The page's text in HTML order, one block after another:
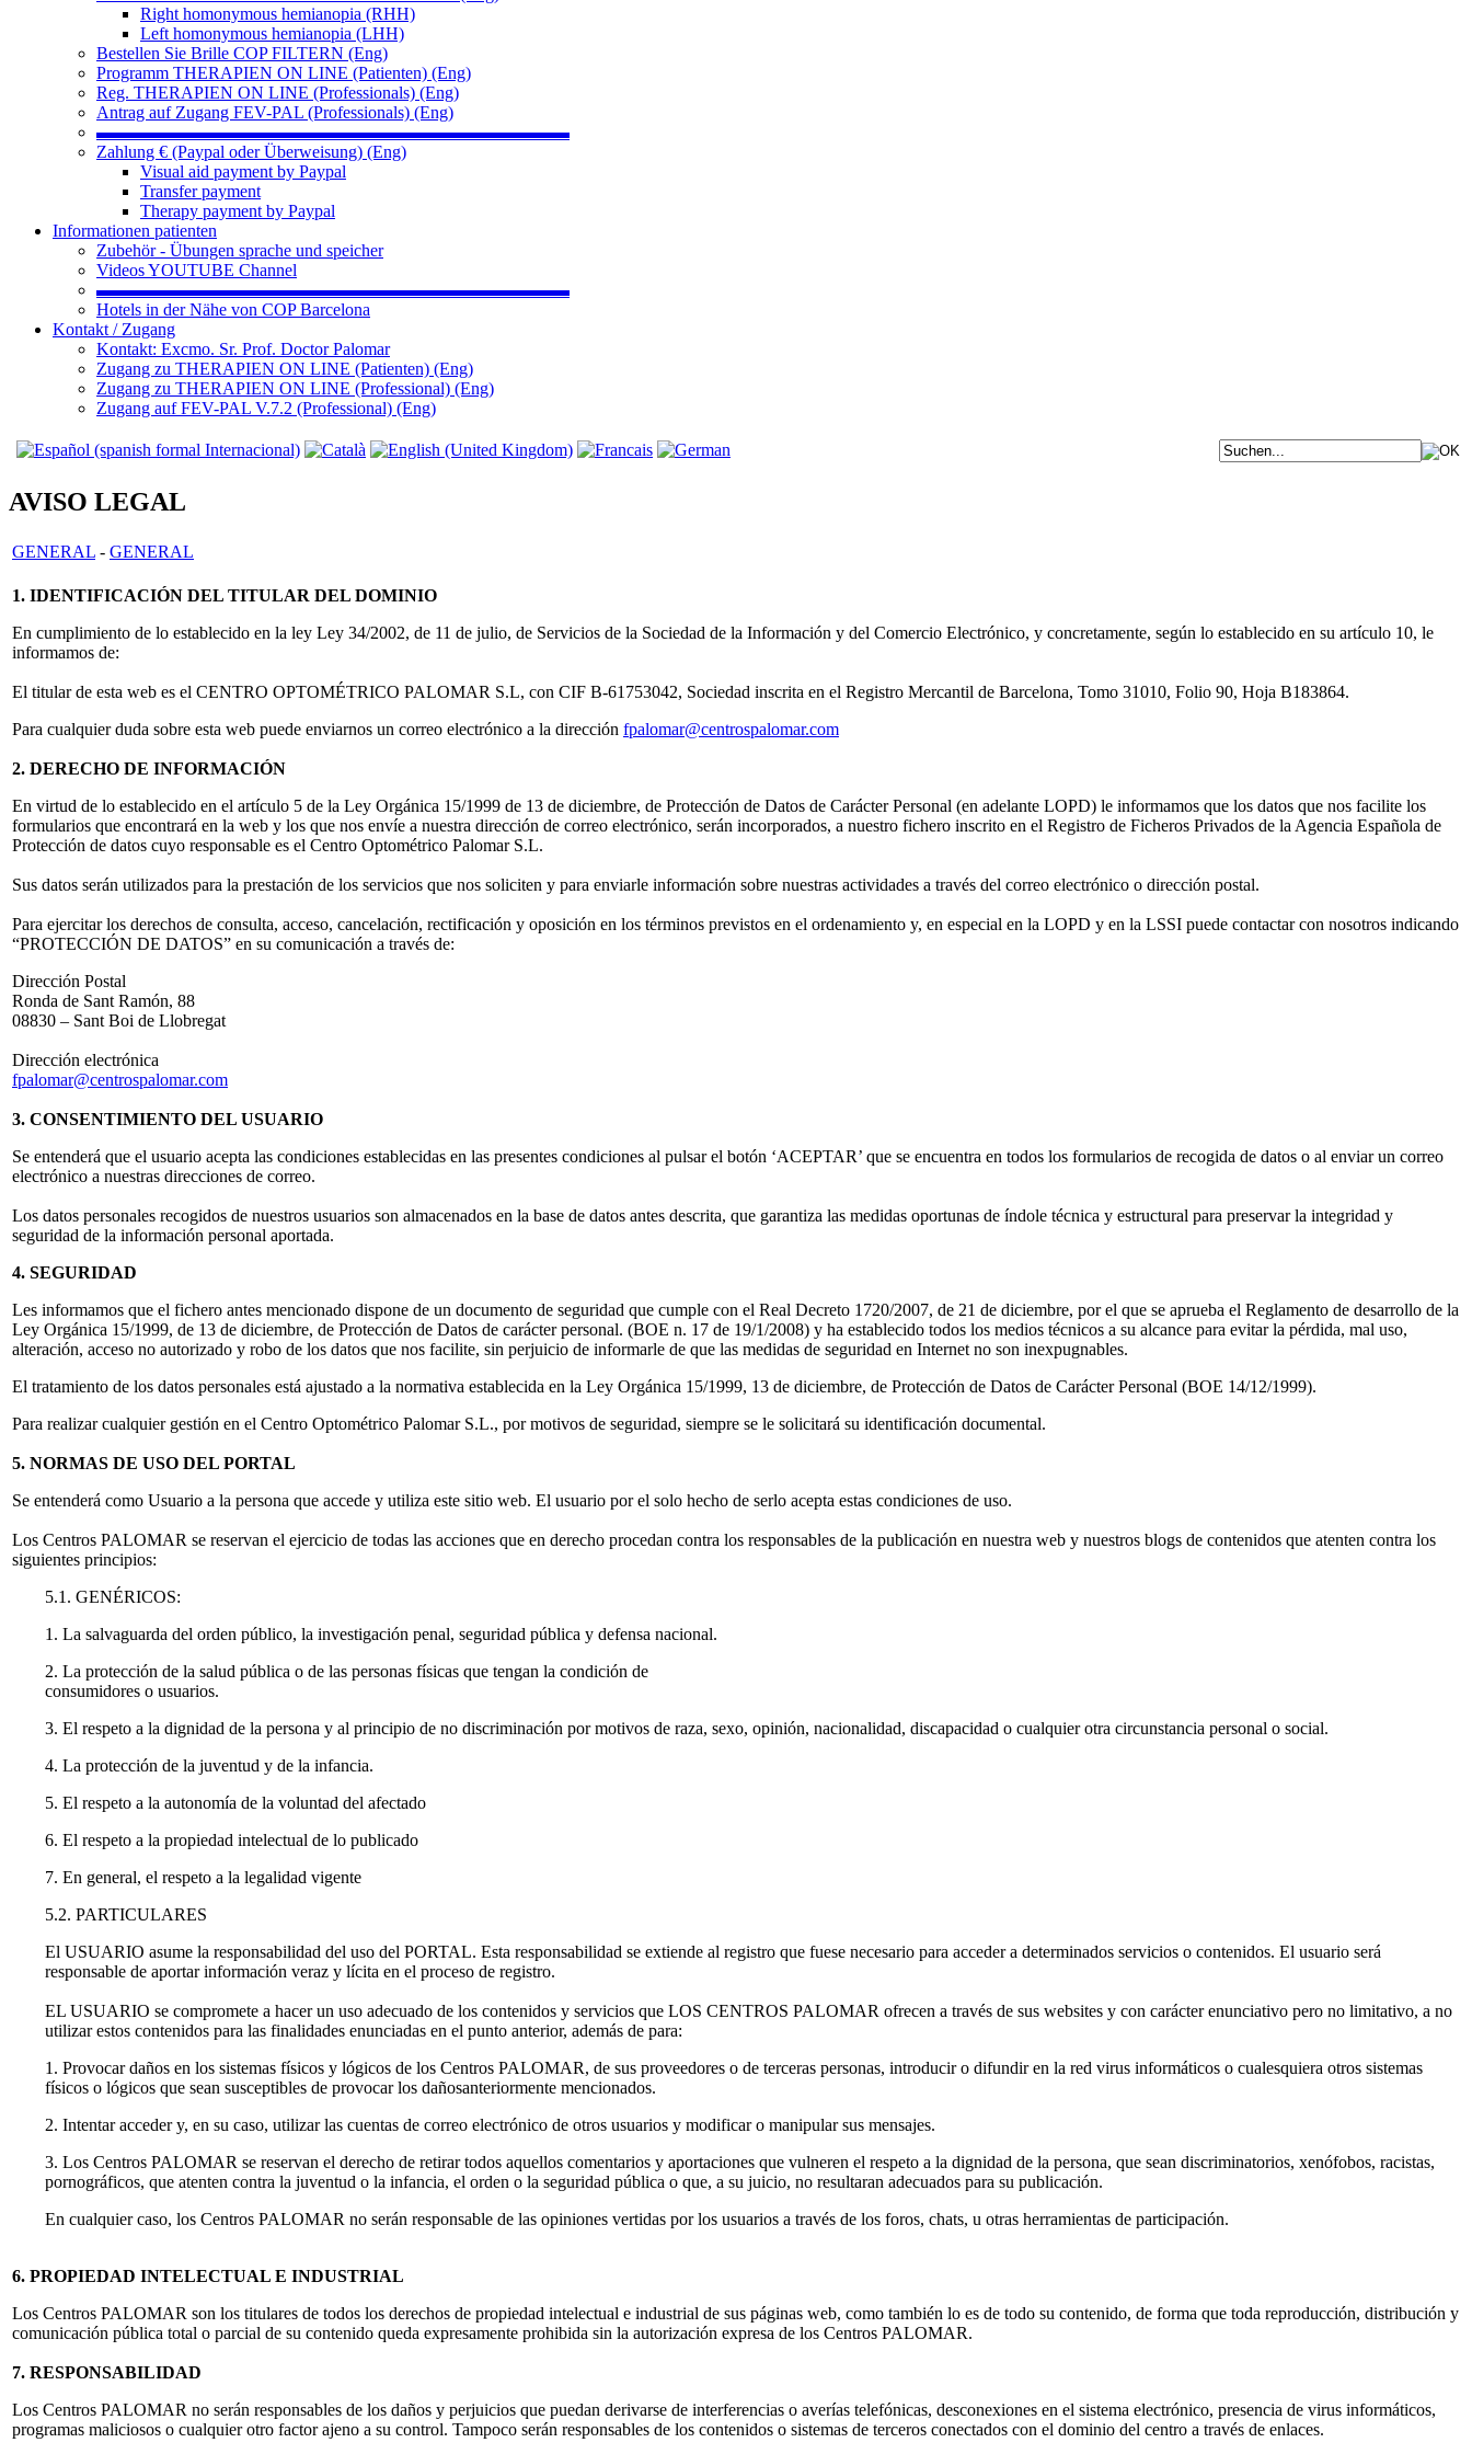
Right homonymous hemianopia (RHH)
Left homonymous hemianopia (LHH)
Bestellen Sie Brille COP FILTERN (Eng)
Programm THERAPIEN ON LINE (Patienten) (Eng)
Reg. THERAPIEN ON LINE (Professionals) (Eng)
Antrag auf Zugang FEV-PAL (Professionals) (Eng)
▬▬▬▬▬▬▬▬▬▬▬▬▬▬▬▬▬▬▬▬▬▬▬▬▬▬▬
Zahlung € (Paypal oder Überweisung) (Eng)
Visual aid payment by Paypal
Transfer payment
Therapy payment by Paypal
Informationen patienten
Zubehör - Übungen sprache und speicher
Videos YOUTUBE Channel
▬▬▬▬▬▬▬▬▬▬▬▬▬▬▬▬▬▬▬▬▬▬▬▬▬▬▬
Hotels in der Nähe von COP Barcelona
Kontakt / Zugang
Kontakt: Excmo. Sr. Prof. Doctor Palomar
Zugang zu THERAPIEN ON LINE (Patienten) (Eng)
Zugang zu THERAPIEN ON LINE (Professional) (Eng)
Zugang auf FEV-PAL V.7.2 (Professional) (Eng)
AVISO LEGAL
GENERAL - GENERAL
1. IDENTIFICACIÓN DEL TITULAR DEL DOMINIO
En cumplimiento de lo establecido en la ley Ley 34/2002, de 11 de julio, de Servicios de la Sociedad de la Información y del Comercio Electrónico, y concretamente, según lo establecido en su artículo 10, le
informamos de:
El titular de esta web es el CENTRO OPTOMÉTRICO PALOMAR S.L, con CIF B-61753042, Sociedad inscrita en el Registro Mercantil de Barcelona, Tomo 31010, Folio 90, Hoja B183864.
Para cualquier duda sobre esta web puede enviarnos un correo electrónico a la dirección fpalomar@centrospalomar.com
2. DERECHO DE INFORMACIÓN
En virtud de lo establecido en el artículo 5 de la Ley Orgánica 15/1999 de 13 de diciembre, de Protección de Datos de Carácter Personal (en adelante LOPD) le informamos que los datos que nos facilite los
formularios que encontrará en la web y los que nos envíe a nuestra dirección de correo electrónico, serán incorporados, a nuestro fichero inscrito en el Registro de Ficheros Privados de la Agencia Española de
Protección de datos cuyo responsable es el Centro Optométrico Palomar S.L.
Sus datos serán utilizados para la prestación de los servicios que nos soliciten y para enviarle información sobre nuestras actividades a través del correo electrónico o dirección postal.
Para ejercitar los derechos de consulta, acceso, cancelación, rectificación y oposición en los términos previstos en el ordenamiento y, en especial en la LOPD y en la LSSI puede contactar con nosotros indicando
“PROTECCIÓN DE DATOS” en su comunicación a través de:
Dirección Postal
Ronda de Sant Ramón, 88
08830 – Sant Boi de Llobregat
Dirección electrónica
fpalomar@centrospalomar.com
3. CONSENTIMIENTO DEL USUARIO
Se entenderá que el usuario acepta las condiciones establecidas en las presentes condiciones al pulsar el botón ‘ACEPTAR’ que se encuentra en todos los formularios de recogida de datos o al enviar un correo
electrónico a nuestras direcciones de correo.
Los datos personales recogidos de nuestros usuarios son almacenados en la base de datos antes descrita, que garantiza las medidas oportunas de índole técnica y estructural para preservar la integridad y
seguridad de la información personal aportada.
4. SEGURIDAD
Les informamos que el fichero antes mencionado dispone de un documento de seguridad que cumple con el Real Decreto 1720/2007, de 21 de diciembre, por el que se aprueba el Reglamento de desarrollo de la
Ley Orgánica 15/1999, de 13 de diciembre, de Protección de Datos de carácter personal. (BOE n. 17 de 19/1/2008) y ha establecido todos los medios técnicos a su alcance para evitar la pérdida, mal uso,
alteración, acceso no autorizado y robo de los datos que nos facilite, sin perjuicio de informarle de que las medidas de seguridad en Internet no son inexpugnables.
El tratamiento de los datos personales está ajustado a la normativa establecida en la Ley Orgánica 15/1999, 13 de diciembre, de Protección de Datos de Carácter Personal (BOE 14/12/1999).
Para realizar cualquier gestión en el Centro Optométrico Palomar S.L., por motivos de seguridad, siempre se le solicitará su identificación documental.
5. NORMAS DE USO DEL PORTAL
Se entenderá como Usuario a la persona que accede y utiliza este sitio web. El usuario por el solo hecho de serlo acepta estas condiciones de uso.
Los Centros PALOMAR se reservan el ejercicio de todas las acciones que en derecho procedan contra los responsables de la publicación en nuestra web y nuestros blogs de contenidos que atenten contra los
siguientes principios:
5.1. GENÉRICOS:
1. La salvaguarda del orden público, la investigación penal, seguridad pública y defensa nacional.
2. La protección de la salud pública o de las personas físicas que tengan la condición de
consumidores o usuarios.
3. El respeto a la dignidad de la persona y al principio de no discriminación por motivos de raza, sexo, opinión, nacionalidad, discapacidad o cualquier otra circunstancia personal o social.
4. La protección de la juventud y de la infancia.
5. El respeto a la autonomía de la voluntad del afectado
6. El respeto a la propiedad intelectual de lo publicado
7. En general, el respeto a la legalidad vigente
5.2. PARTICULARES
El USUARIO asume la responsabilidad del uso del PORTAL. Esta responsabilidad se extiende al registro que fuese necesario para acceder a determinados servicios o contenidos. El usuario será
responsable de aportar información veraz y lícita en el proceso de registro.
EL USUARIO se compromete a hacer un uso adecuado de los contenidos y servicios que LOS CENTROS PALOMAR ofrecen a través de sus websites y con carácter enunciativo pero no limitativo, a no
utilizar estos contenidos para las finalidades enunciadas en el punto anterior, además de para:
1. Provocar daños en los sistemas físicos y lógicos de los Centros PALOMAR, de sus proveedores o de terceras personas, introducir o difundir en la red virus informáticos o cualesquiera otros sistemas
físicos o lógicos que sean susceptibles de provocar los dañosanteriormente mencionados.
2. Intentar acceder y, en su caso, utilizar las cuentas de correo electrónico de otros usuarios y modificar o manipular sus mensajes.
3. Los Centros PALOMAR se reservan el derecho de retirar todos aquellos comentarios y aportaciones que vulneren el respeto a la dignidad de la persona, que sean discriminatorios, xenófobos, racistas,
pornográficos, que atenten contra la juventud o la infancia, el orden o la seguridad pública o que, a su juicio, no resultaran adecuados para su publicación.
En cualquier caso, los Centros PALOMAR no serán responsable de las opiniones vertidas por los usuarios a través de los foros, chats, u otras herramientas de participación.
6. PROPIEDAD INTELECTUAL E INDUSTRIAL
Los Centros PALOMAR son los titulares de todos los derechos de propiedad intelectual e industrial de sus páginas web, como también lo es de todo su contenido, de forma que toda reproducción, distribución y
comunicación pública total o parcial de su contenido queda expresamente prohibida sin la autorización expresa de los Centros PALOMAR.
7. RESPONSABILIDAD
Los Centros PALOMAR no serán responsables de los daños y perjuicios que puedan derivarse de interferencias o averías telefónicas, desconexiones en el sistema electrónico, presencia de virus informáticos,
programas maliciosos o cualquier otro factor ajeno a su control. Tampoco serán responsables de los contenidos o sistemas de terceros conectados con el dominio del centro a través de enlaces.